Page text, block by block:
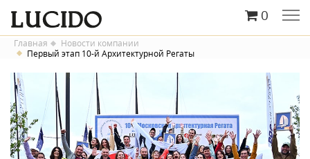
0
Главная
Новости компании
Первый этап 10-й Архитектурной Регаты